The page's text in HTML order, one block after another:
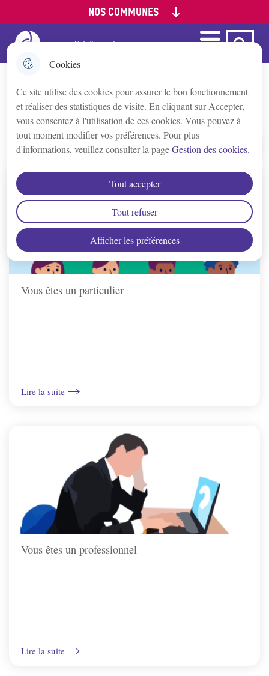
Cookies
Ce site utilise des cookies pour assurer le bon fonctionnement
et réaliser des statistiques de visite. En cliquant sur Accepter,
vous consentez à l'utilisation de ces cookies. Vous pouvez à
tout moment modifier vos préférences. Pour plus
d'informations, veuillez consulter la pageGestion des cookies.
Afficher les préférences
Tout accepter
Tout refuser
au
menu
Aller à la
Aller au
contenu
plan du site
NOS COMMUNES
Appoigny
Augy
Auxerre
Bleigny-le-Carreau
Champs/Yonne
Coulanges-la-Vineuse
Escolives-Ste-Camille
Gurgy
Gy-l'Évêque
Lindry
Menu
PRATIQUE
Accueil
Vous êtes un particulier
Lire la suite
Vous êtes un professionnel
Lire la suite